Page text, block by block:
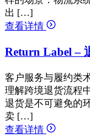
出 […]
查看详情
Return Label –
客户服务与履约类
理解跨境退货流程
退货是不可避免的
卖 […]
查看详情